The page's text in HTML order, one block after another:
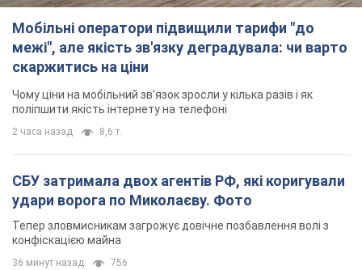
СБУ затримала двох агентів РФ, які коригували
удари ворога по Миколаєву. Фото
Тепер зловмисникам загрожує довічне позбавлення волі з
36 минут назад
У Коблевому на Миколаївщині стався вибух у
морі: загинув чоловік, є постраждалі
Чоловік, ймовірно, підірвався на морській міні
час назад